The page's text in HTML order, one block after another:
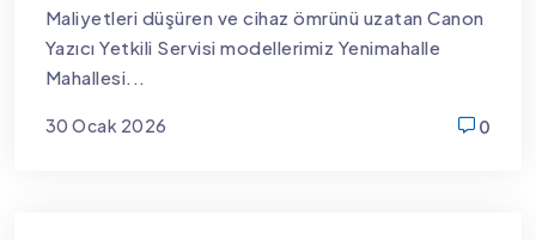
Maliyetleri düşüren ve cihaz ömrünü uzatan Canon
Yazıcı Yetkili Servisi modellerimiz Yenimahalle
Mahallesi...
30 Ocak 2026
0